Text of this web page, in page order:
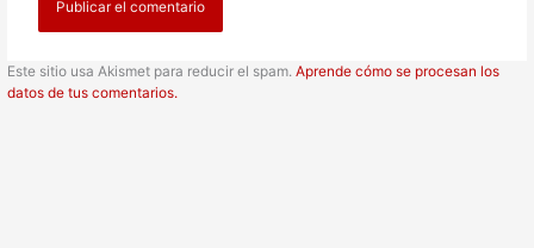
Este sitio usa Akismet para reducir el spam.Aprende cómo se procesan los
datos de tus comentarios.